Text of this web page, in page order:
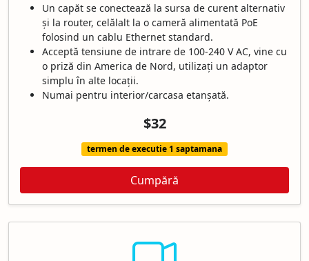
Un capăt se conectează la sursa de curent alternativ
și la router, celălalt la o cameră alimentată PoE
folosind un cablu Ethernet standard.
Acceptă tensiune de intrare de 100-240 V AC, vine cu
o priză din America de Nord, utilizați un adaptor
simplu în alte locații.
Numai pentru interior/carcasa etanșată.
$32
termen de executie 1 saptamana
Cumpără